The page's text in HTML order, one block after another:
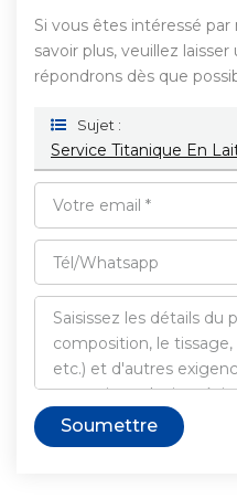
Si vous êtes intéressé
savoir plus, veuillez
répondrons dès que
Sujet :
Soumettre